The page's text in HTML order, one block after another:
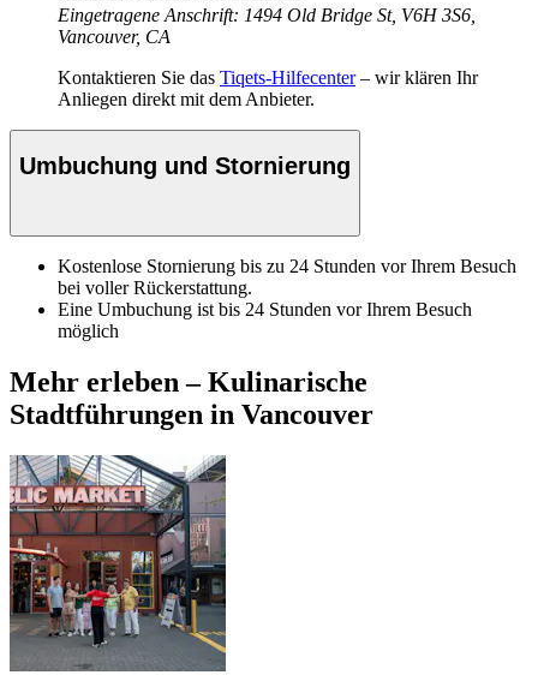
Eingetragene Anschrift: 1494 Old Bridge St, V6H 3S6,
Vancouver, CA
Kontaktieren Sie das Tiqets-Hilfecenter– wir klären Ihr
Anliegen direkt mit dem Anbieter.
Umbuchung und Stornierung
Kostenlose Stornierung bis zu 24 Stunden vor Ihrem Besuch
bei voller Rückerstattung.
Eine Umbuchung ist bis 24 Stunden vor Ihrem Besuch
möglich
Mehr erleben – Kulinarische
Stadtführungen in Vancouver